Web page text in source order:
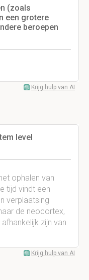
(zoals
een grotere
beroepen
Krijg hulp van AI
level
ophalen van
tijd vindt een
verplaatsing
de neocortex,
zijn van
Krijg hulp van AI